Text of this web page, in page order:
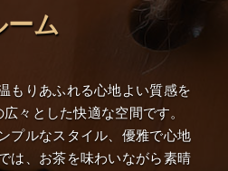
ム
もりあふれる心地よい質感を
々とした快適な空間です。
プルなスタイル、優雅で心地
は、お茶を味わいながら素晴